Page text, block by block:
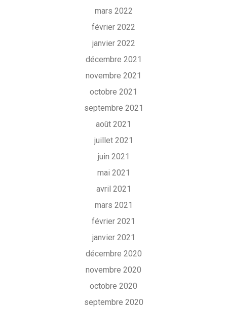
mars 2022
février 2022
janvier 2022
décembre 2021
novembre 2021
octobre 2021
septembre 2021
août 2021
juillet 2021
juin 2021
mai 2021
avril 2021
mars 2021
février 2021
janvier 2021
décembre 2020
novembre 2020
octobre 2020
septembre 2020